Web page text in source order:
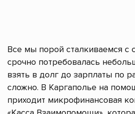
Все мы порой сталкиваемся с
срочно потребовалась
взять в долг до зарплаты по
сложно. В Каргаполье на
приходит микрофинансовая